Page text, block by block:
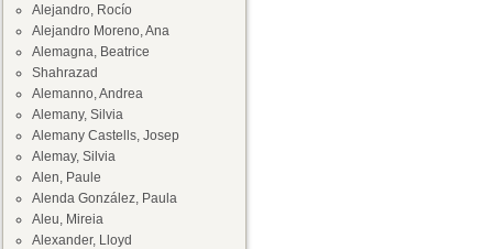
Alejandro, Rocío
Alejandro Moreno, Ana
Alemagna, Beatrice
Shahrazad
Alemanno, Andrea
Alemany, Silvia
Alemany Castells, Josep
Alemay, Silvia
Alen, Paule
Alenda González, Paula
Aleu, Mireia
Alexander, Lloyd